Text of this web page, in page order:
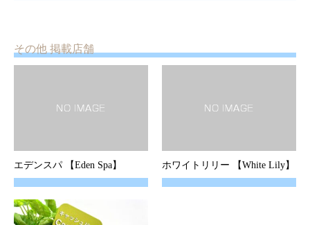
その他 掲載店舗
エデンスパ 【Eden Spa】 ホワイトリリー 【White Lily】